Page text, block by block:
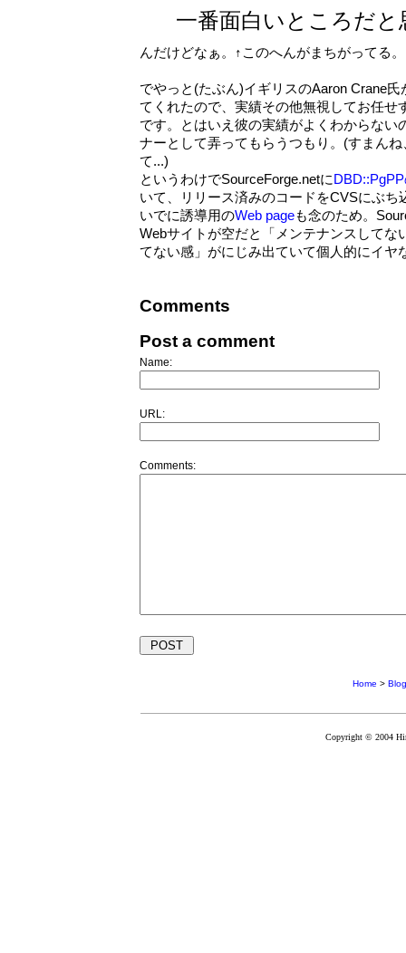
一番面白いところだと
んだけどなぁ。↑このへんがまちがってる。
でやっと(たぶん)イギリスのAaron Crane
てくれたので、実績その他無視してお任せ
です。とはいえ彼の実績がよくわからない
ナーとして弄ってもらうつもり。(すまん
て...)
というわけでSourceForge.netに
いて、リリース済みのコードをCVSにぶち
いでに誘導用のWeb pageも念のため。
Webサイトが空だと「メンテナンスしてな
てない感」がにじみ出ていて個人的にイヤ
Comments
Post a comment
Name:
URL:
Comments:
Home > Blog
Copyright © 2004